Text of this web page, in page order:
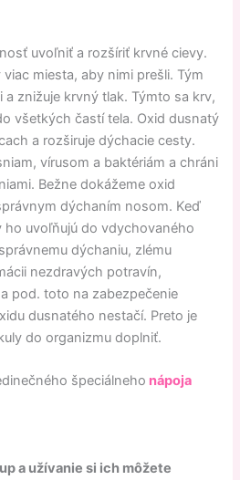
uvoľniť a rozšíriť krvné cievy.
miesta, aby nimi prešli. Tým
a znižuje krvný tlak. Týmto sa krv,
všetkých častí tela. Oxid dusnatý
a rozširuje dýchacie cesty.
vírusom a baktériám a chráni
Bežne dokážeme oxid
dýchaním nosom. Keď
uvoľňujú do vdychovaného
dýchaniu, zlému
nezdravých potravín,
pod. toto na zabezpečenie
dusnatého nestačí. Preto je
do organizmu doplniť.
špeciálneho nápoja
a užívanie si ich môžete